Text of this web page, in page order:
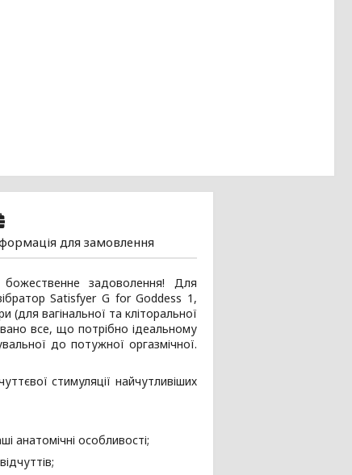
для замовлення
задоволення! Для
Satisfyer G for Goddess 1,
(для вагінальної та кліторальної
все, що потрібно ідеальному
до потужної оргазмічної.
стимуляції найчутливіших
анатомічні особливості;